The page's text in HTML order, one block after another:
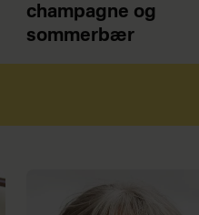
champagne og
sommerbær